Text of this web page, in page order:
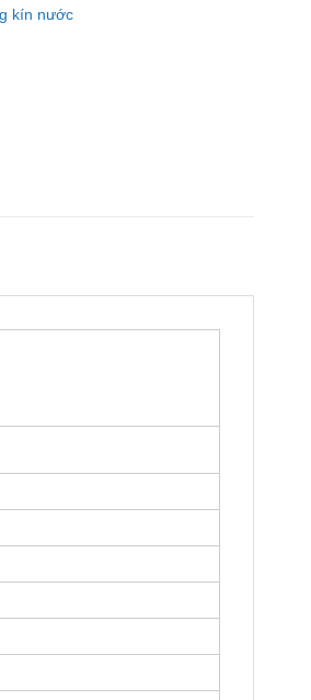
kín nước